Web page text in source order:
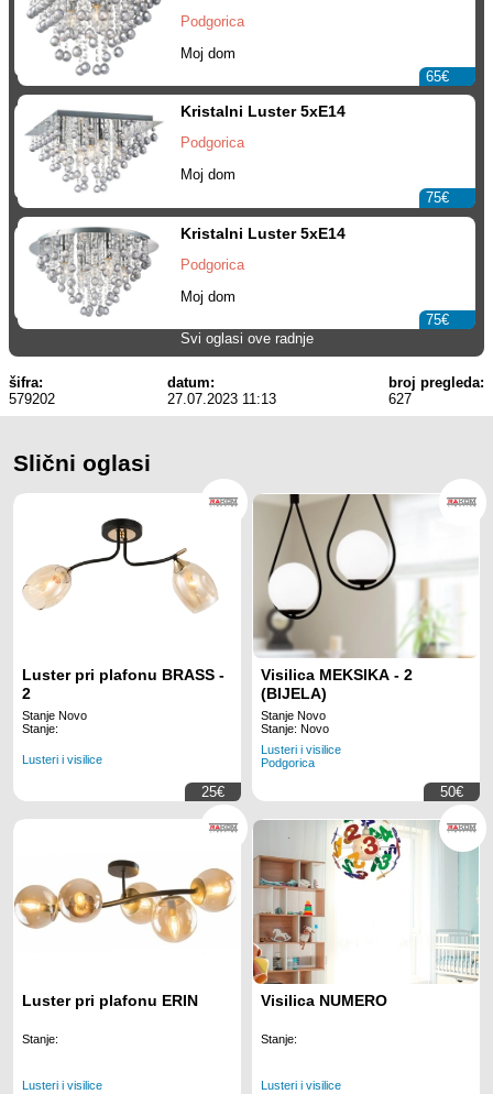
Podgorica
Moj dom
65€
Kristalni Luster 5xE14
Podgorica
Moj dom
75€
Kristalni Luster 5xE14
Podgorica
Moj dom
75€
Svi oglasi ove radnje
šifra:
579202
datum:
27.07.2023 11:13
broj pregleda:
627
Slični oglasi
Luster pri plafonu BRASS -
2
Stanje Novo
Stanje:
Lusteri i visilice
25€
Visilica MEKSIKA - 2
(BIJELA)
Stanje Novo
Stanje: Novo
Lusteri i visilice
Podgorica
50€
Luster pri plafonu ERIN
Stanje:
Lusteri i visilice
Visilica NUMERO
Stanje:
Lusteri i visilice